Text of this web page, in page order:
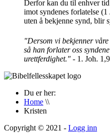
Derfor kan du til enhver
imot syndenes forlatelse
uten å bekjenne synd, blir
"Dersom vi bekjenner
så han forlater oss
urettferdighet." - 1. Joh. 1,9
Du er her:
Home \\
Kristen
Copyright © 2021 - Logg inn